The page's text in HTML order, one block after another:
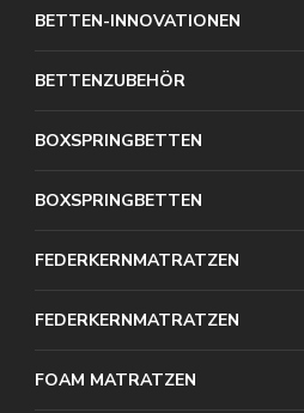
BETTEN-INNOVATIONEN
BETTENZUBEHÖR
BOXSPRINGBETTEN
BOXSPRINGBETTEN
FEDERKERNMATRATZEN
FEDERKERNMATRATZEN
FOAM MATRATZEN